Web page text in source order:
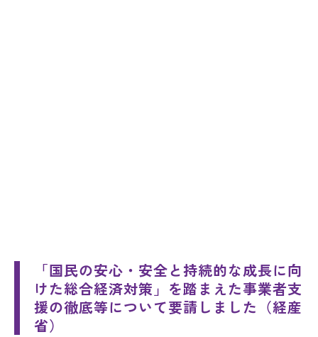
「国民の安心・安全と持続的な成長に向
けた総合経済対策」を踏まえた事業者支
援の徹底等について要請しました（経産
省）